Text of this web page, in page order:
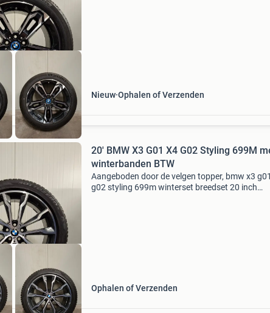
Nieuw Ophalen of Verzenden
20' BMW X3 G01 X4 G02 Styling 699M
winterbanden BTW
Aangeboden door de velgen topper, bmw x3
g02 styling 699m winterset breedset 20 inch
Ophalen of Verzenden